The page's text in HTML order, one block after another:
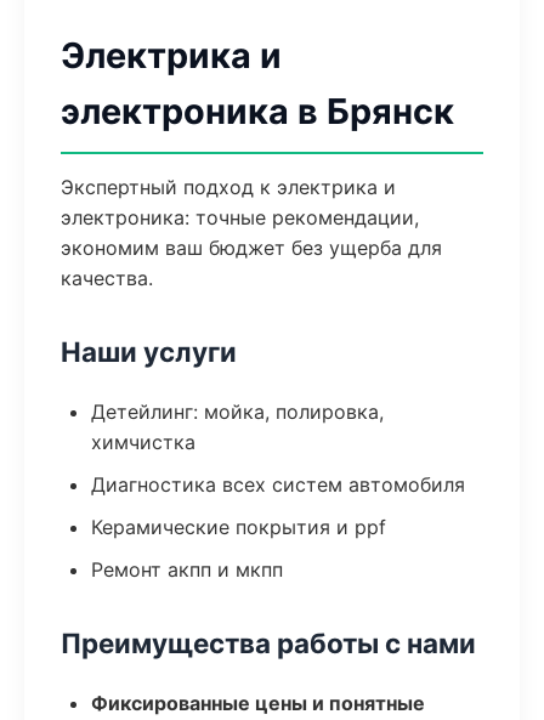
Электрика и
электроника в Брянск
Экспертный подход к электрика и
электроника: точные рекомендации,
экономим ваш бюджет без ущерба для
качества.
Наши услуги
Детейлинг: мойка, полировка,
химчистка
Диагностика всех систем автомобиля
Керамические покрытия и ppf
Ремонт акпп и мкпп
Преимущества работы с нами
Фиксированные цены и понятные